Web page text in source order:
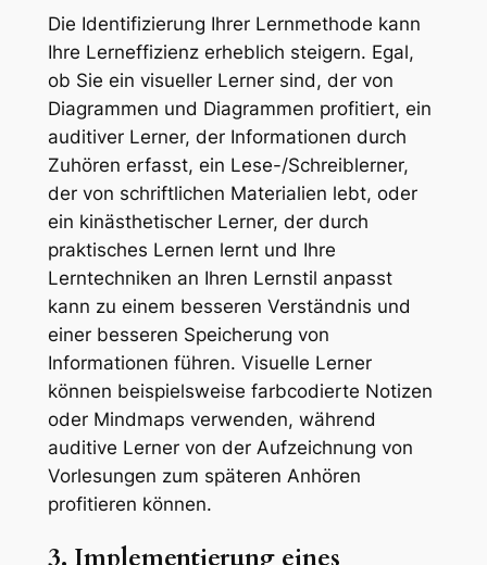
Die Identifizierung Ihrer Lernmethode kann
Ihre Lerneffizienz erheblich steigern. Egal,
ob Sie ein visueller Lerner sind, der von
Diagrammen und Diagrammen profitiert, ein
auditiver Lerner, der Informationen durch
Zuhören erfasst, ein Lese-/Schreiblerner,
der von schriftlichen Materialien lebt, oder
ein kinästhetischer Lerner, der durch
praktisches Lernen lernt und Ihre
Lerntechniken an Ihren Lernstil anpasst
kann zu einem besseren Verständnis und
einer besseren Speicherung von
Informationen führen. Visuelle Lerner
können beispielsweise farbcodierte Notizen
oder Mindmaps verwenden, während
auditive Lerner von der Aufzeichnung von
Vorlesungen zum späteren Anhören
profitieren können.
3. Implementierung eines